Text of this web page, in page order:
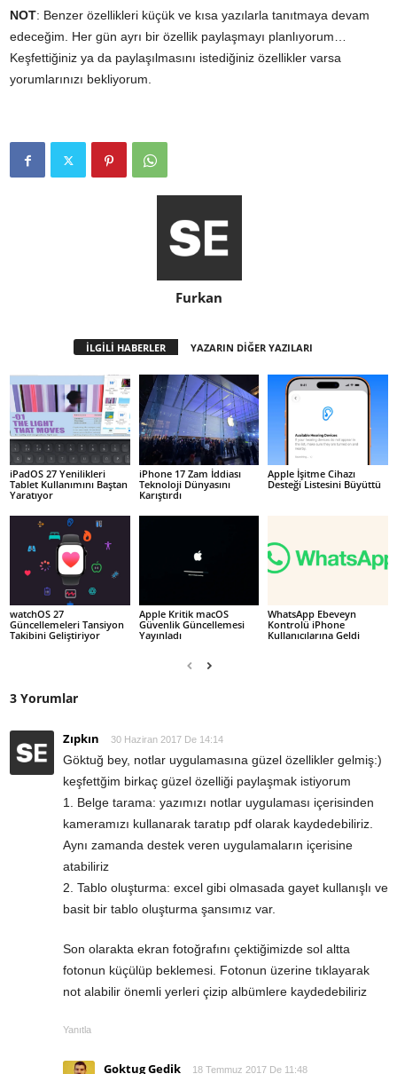
NOT: Benzer özellikleri küçük ve kısa yazılarla tanıtmaya devam
edeceğim. Her gün ayrı bir özellik paylaşmayı planlıyorum…
Keşfettiğiniz ya da paylaşılmasını istediğiniz özellikler varsa
yorumlarınızı bekliyorum.
Furkan
İLGİLİ HABERLER YAZARIN DİĞER YAZILARI
iPadOS 27 Yenilikleri
Tablet Kullanımını Baştan
Yaratıyor
iPhone 17 Zam İddiası
Teknoloji Dünyasını
Karıştırdı
Apple İşitme Cihazı
Desteği Listesini Büyüttü
watchOS 27
Güncellemeleri Tansiyon
Takibini Geliştiriyor
Apple Kritik macOS
Güvenlik Güncellemesi
Yayınladı
WhatsApp Ebeveyn
Kontrolü iPhone
Kullanıcılarına Geldi
3 Yorumlar
Zıpkın 30 Haziran 2017 De 14:14
Göktuğ bey, notlar uygulamasına güzel özellikler gelmiş:)
keşfettğim birkaç güzel özelliği paylaşmak istiyorum
1. Belge tarama: yazımızı notlar uygulaması içerisinden
kameramızı kullanarak taratıp pdf olarak kaydedebiliriz.
Aynı zamanda destek veren uygulamaların içerisine
atabiliriz
2. Tablo oluşturma: excel gibi olmasada gayet kullanışlı ve
basit bir tablo oluşturma şansımız var.
Son olarakta ekran fotoğrafını çektiğimizde sol altta
fotonun küçülüp beklemesi. Fotonun üzerine tıklayarak
not alabilir önemli yerleri çizip albümlere kaydedebiliriz
Yanıtla
Goktug Gedik 18 Temmuz 2017 De 11:48